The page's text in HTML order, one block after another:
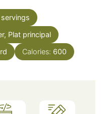
servings
Plat principal
Calories: 600